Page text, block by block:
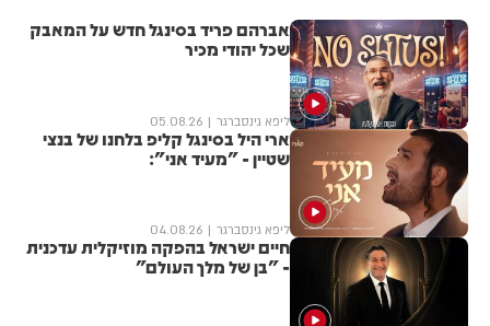
אברהם פריד בסינגל חדש על המאבק
שכל יהודי מכיר
ליפא גינסברגר 05.08.26
ארי היל בסינגל קליפ בלחנו של בנצי
שטיין - "מעיד אני":
ליפא גינסברגר 04.08.26
חיים ישראל בהפקה מוזיקלית עדכנית
- "בן של מלך העולם"